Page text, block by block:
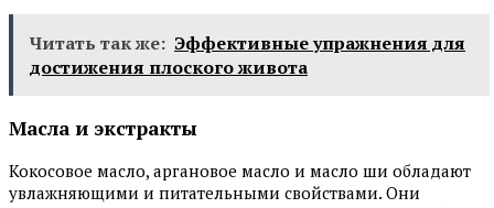
Читать так же: Эффективные упражнения для
достижения плоского живота
Масла и экстракты
Кокосовое масло, аргановое масло и масло ши обладают
увлажняющими и питательными свойствами. Они